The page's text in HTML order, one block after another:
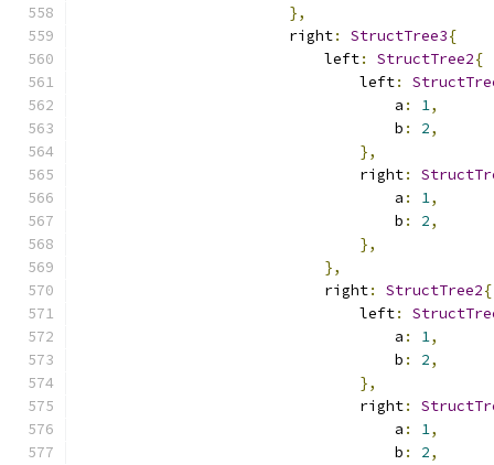
},
                        right
: StructTree3{
                            left
: StructTree2{
                                left
:
                                    a
: 1,
                                    b
: 2,
},
                                right
:
                                    a
: 1,
                                    b
: 2,
},
},
                            right
: StructTree2{
                                left
:
                                    a
: 1,
                                    b
: 2,
},
                                right
:
                                    a
: 1,
                                    b
: 2,